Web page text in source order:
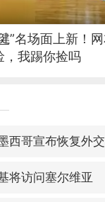
”名场面上新！
，我踢你捡吗
西哥宣布恢复外
将访问塞尔维亚